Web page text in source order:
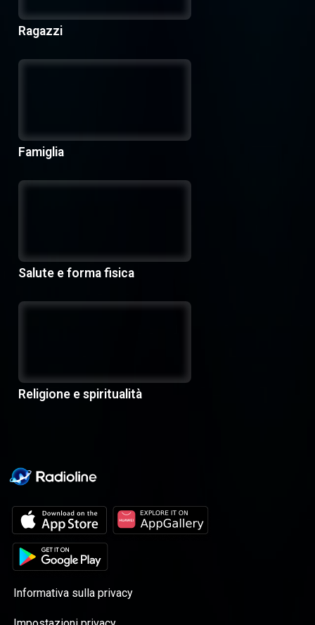
Ragazzi
Famiglia
Salute e forma fisica
Religione e spiritualità
Informativa sulla privacy